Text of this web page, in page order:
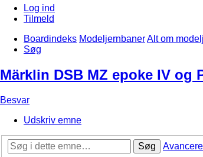
Log ind
Tilmeld
Boardindeks ModeljernbanerAlt om
Søg
Märklin DSB MZ epoke IV og
Besvar
Udskriv emne
Søg